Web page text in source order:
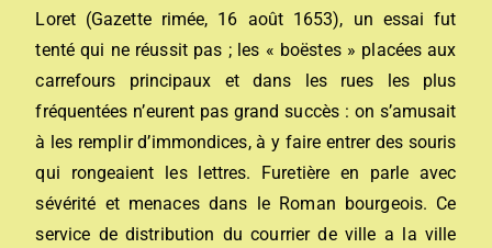
Loret (Gazette rimée, 16 août 1653), un essai fut
tenté qui ne réussit pas ; les « boëstes » placées aux
carrefours principaux et dans les rues les plus
fréquentées n’eurent pas grand succès : on s’amusait
à les remplir d’immondices, à y faire entrer des souris
qui rongeaient les lettres. Furetière en parle avec
sévérité et menaces dans le Roman bourgeois. Ce
service de distribution du courrier de ville a la ville